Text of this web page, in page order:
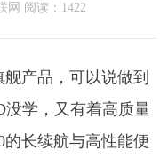
网 阅读：1422
产品，可以说做到
学，又有着高质量
长续航与高性能便